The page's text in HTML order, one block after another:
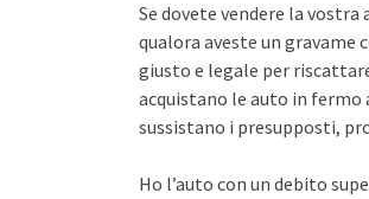
Se dovete vendere la
qualora aveste un gravame
giusto e legale per
acquistano le auto in
sussistano i presupposti,
Ho l’auto con un debito